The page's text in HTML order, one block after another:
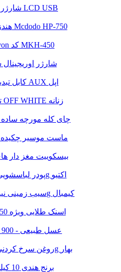
شارژر دیواری مدل LCD USB
هندزفری تایپ سی Mcdodo HP-750
هندزفری ivon کد MKH-450
شارژر اوریجینال
کابل تبدیل لایتنینگ به AUX اپل
تی شرت طرح OFF WHITE زنانه
چای کله مورچه ساده 450 گرمی بلوط
ماست موسیر چکیده 250 گرمی پگاه
بیسکوییت مغز دار های
پودر لباسشویی پلی واش 500g اکتیو
سیب زمینی نیمه سرخ شده 750g کیمبال
اسنک طلایی ویژه 50 گرمی چی توز
عسل طبیعی - 900 گرمی سانتین
روغن سرخ کردنی بدون پالم 1620g بهار
برنج هندی 10 کیلو گرمی پلو